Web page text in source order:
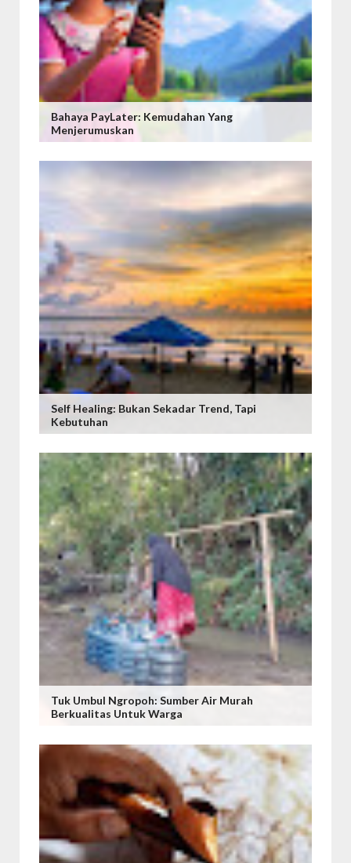
Bahaya PayLater: Kemudahan Yang
Menjerumuskan
Self Healing: Bukan Sekadar Trend, Tapi
Kebutuhan
Tuk Umbul Ngropoh: Sumber Air Murah
Berkualitas Untuk Warga